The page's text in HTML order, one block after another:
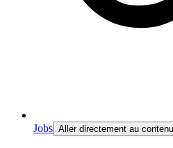
Jobs Aller directement au contenu